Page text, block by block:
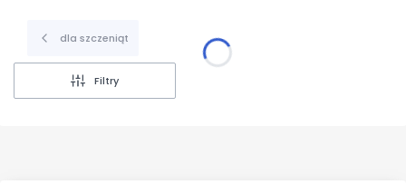
dla szczeniąt
Filtry